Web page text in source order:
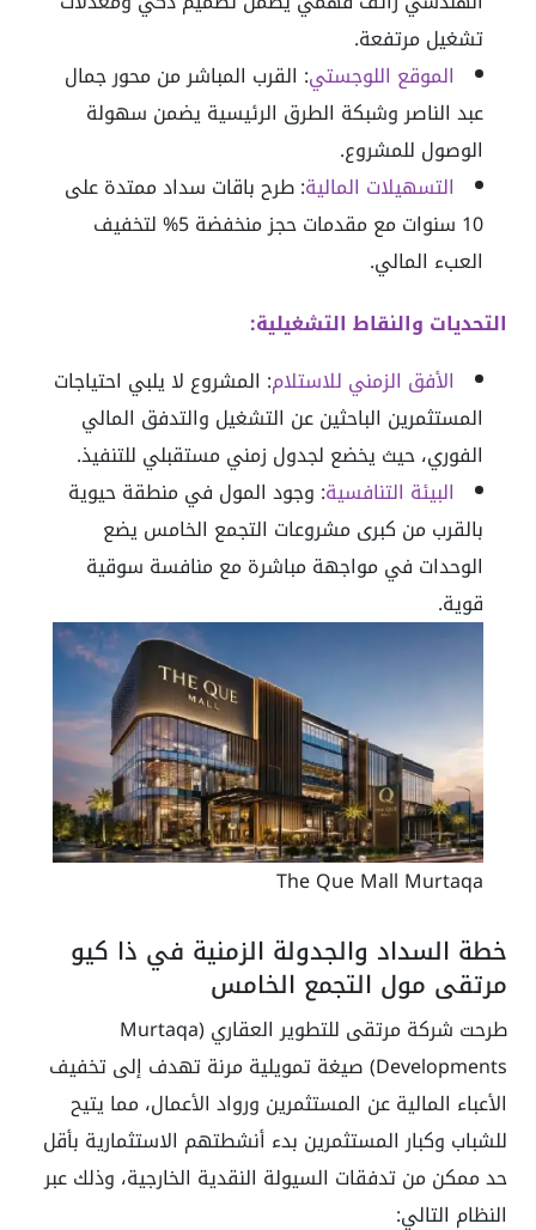
تشغيل مرتفعة.
الموقع اللوجستي: القرب المباشر من محور جمال
عبد الناصر وشبكة الطرق الرئيسية يضمن سهولة
الوصول للمشروع.
التسهيلات المالية: طرح باقات سداد ممتدة على
10 سنوات مع مقدمات حجز منخفضة 5% لتخفيف
العبء المالي.
التحديات والنقاط التشغيلية:
الأفق الزمني للاستلام: المشروع لا يلبي احتياجات
المستثمرين الباحثين عن التشغيل والتدفق المالي
الفوري، حيث يخضع لجدول زمني مستقبلي للتنفيذ.
البيئة التنافسية: وجود المول في منطقة حيوية
بالقرب من كبرى مشروعات التجمع الخامس يضع
الوحدات في مواجهة مباشرة مع منافسة سوقية
قوية.
The Que Mall Murtaqa
خطة السداد والجدولة الزمنية في ذا كيو
مرتقى مول التجمع الخامس
طرحت شركة مرتقى للتطوير العقاري (Murtaqa
Developments) صيغة تمويلية مرنة تهدف إلى تخفيف
الأعباء المالية عن المستثمرين ورواد الأعمال، مما يتيح
للشباب وكبار المستثمرين بدء أنشطتهم الاستثمارية بأقل
حد ممكن من تدفقات السيولة النقدية الخارجية، وذلك عبر
النظام التالي: